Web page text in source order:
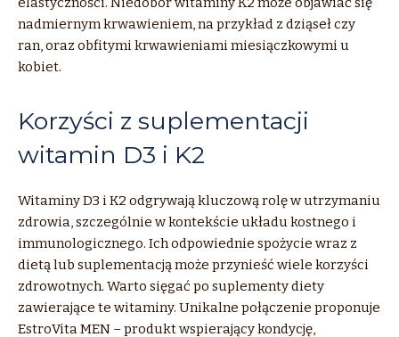
nadmiernym krwawieniem, na przykład z dziąseł czy
ran, oraz obfitymi krwawieniami miesiączkowymi u
kobiet.
Korzyści z suplementacji
witamin D3 i K2
Witaminy D3 i K2 odgrywają kluczową rolę w utrzymaniu
zdrowia, szczególnie w kontekście układu kostnego i
immunologicznego. Ich odpowiednie spożycie wraz z
dietą lub suplementacją może przynieść wiele korzyści
zdrowotnych. Warto sięgać po suplementy diety
zawierające te witaminy. Unikalne połączenie proponuje
EstroVita MEN – produkt wspierający kondycję,